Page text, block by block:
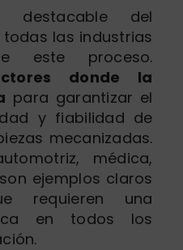
destacable del
las industrias
este proceso.
donde la
para garantizar el
y fiabilidad de
mecanizadas.
médica,
ejemplos claros
requieren una
en todos los